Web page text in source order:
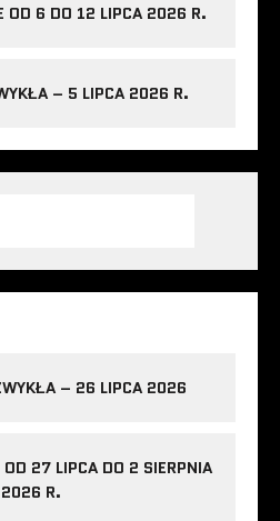
OD 6 DO 12 LIPCA 2026 R.
– 5 LIPCA 2026 R.
– 26 LIPCA 2026
27 LIPCA DO 2 SIERPNIA
2026 R.